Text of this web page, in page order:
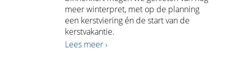
meer winterpret, met op de planning
een kerstviering én de start van de
kerstvakantie.
Lees meer ›